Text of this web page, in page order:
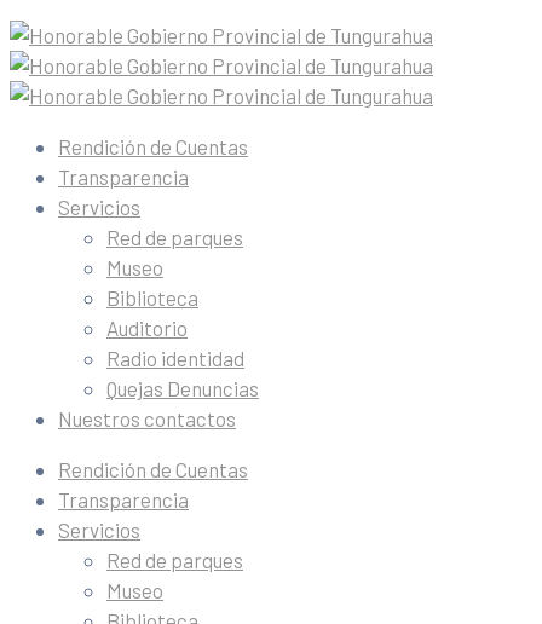
Rendición de Cuentas
Transparencia
Servicios
Red de parques
Museo
Biblioteca
Auditorio
Radio identidad
Quejas Denuncias
Nuestros contactos
Rendición de Cuentas
Transparencia
Servicios
Red de parques
Museo